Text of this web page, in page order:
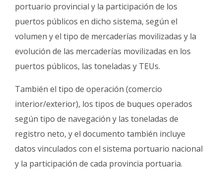
portuario provincial y la participación de los
puertos públicos en dicho sistema, según el
volumen y el tipo de mercaderías movilizadas y la
evolución de las mercaderías movilizadas en los
puertos públicos, las toneladas y TEUs.
También el tipo de operación (comercio
interior/exterior), los tipos de buques operados
según tipo de navegación y las toneladas de
registro neto, y el documento también incluye
datos vinculados con el sistema portuario nacional
y la participación de cada provincia portuaria.